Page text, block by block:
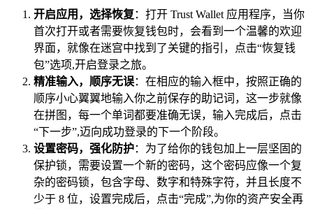
开启应用，选择恢复 ：打开 Trust Wallet 应用程序，当你
首次打开或者需要恢复钱包时，会看到一个温馨的欢迎
界面，就像在迷宫中找到了关键的指引，点击“恢复钱
包”选项,开启登录之旅。
精准输入，顺序无误：在相应的输入框中，按照正确的
顺序小心翼翼地输入你之前保存的助记词，这一步就像
在拼图，每一个单词都要准确无误，输入完成后，点击
“下一步”,迈向成功登录的下一个阶段。
设置密码，强化防护：为了给你的钱包加上一层坚固的
保护锁，需要设置一个新的密码，这个密码应像一个复
杂的密码锁，包含字母、数字和特殊字符，并且长度不
少于 8 位，设置完成后，点击“完成”,为你的资产安全再